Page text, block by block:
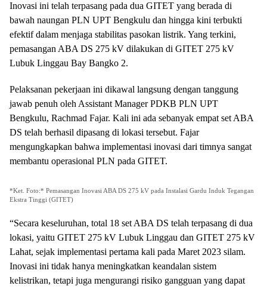
Inovasi ini telah terpasang pada dua GITET yang berada di
bawah naungan PLN UPT Bengkulu dan hingga kini terbukti
efektif dalam menjaga stabilitas pasokan listrik. Yang terkini,
pemasangan ABA DS 275 kV dilakukan di GITET 275 kV
Lubuk Linggau Bay Bangko 2.
Pelaksanan pekerjaan ini dikawal langsung dengan tanggung
jawab penuh oleh Assistant Manager PDKB PLN UPT
Bengkulu, Rachmad Fajar. Kali ini ada sebanyak empat set ABA
DS telah berhasil dipasang di lokasi tersebut. Fajar
mengungkapkan bahwa implementasi inovasi dari timnya sangat
membantu operasional PLN pada GITET.
*Ket. Foto:* Pemasangan Inovasi ABA DS 275 kV pada Instalasi Gardu Induk Tegangan
Ekstra Tinggi (GITET)
“Secara keseluruhan, total 18 set ABA DS telah terpasang di dua
lokasi, yaitu GITET 275 kV Lubuk Linggau dan GITET 275 kV
Lahat, sejak implementasi pertama kali pada Maret 2023 silam.
Inovasi ini tidak hanya meningkatkan keandalan sistem
kelistrikan, tetapi juga mengurangi risiko gangguan yang dapat